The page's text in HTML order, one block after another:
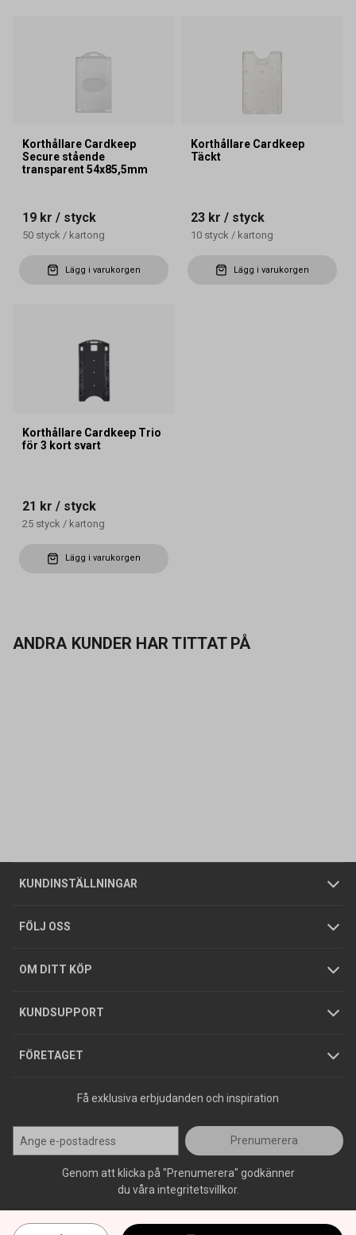
Korthållare Cardkeep
Secure stående
transparent 54x85,5mm
19 kr / styck
50 styck / kartong
Lägg i varukorgen
Korthållare Cardkeep
Täckt
23 kr / styck
10 styck / kartong
Lägg i varukorgen
Korthållare Cardkeep Trio
för 3 kort svart
21 kr / styck
25 styck / kartong
Lägg i varukorgen
ANDRA KUNDER HAR TITTAT PÅ
KUNDINSTÄLLNINGAR
Företagskund / Privatkund
FÖLJ OSS
OM DITT KÖP
Allmänna försäljningsvillkor
Integritetspolicy
GDPR
KUNDSUPPORT
Butiker
Foldrar och kataloger
Köpguider
Varumärken
FÖRETAGET
Om oss
Tjänster
Hållbarhet
Jobba hos oss
Press
Få exklusiva erbjudanden och inspiration
Prenumerera
Genom att klicka på "Prenumerera" godkänner
du våra integritetsvillkor.